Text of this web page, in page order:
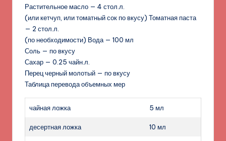
Растительное масло — 4 стол.л.
(или кетчуп, или томатный сок по вкусу) Томатная паста
— 2 стол.л.
(по необходимости) Вода — 100 мл
Соль — по вкусу
Сахар — 0.25 чайн.л.
Перец черный молотый — по вкусу
Таблица перевода объемных мер
чайная ложка 5 мл
десертная ложка 10 мл